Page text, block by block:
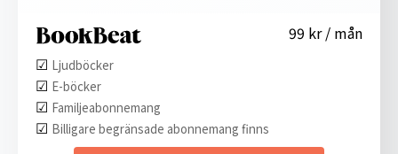
99 kr / mån
☑︎ Ljudböcker
☑︎ E-böcker
☑︎ Familjeabonnemang
☑︎ Billigare begränsade abonnemang finns